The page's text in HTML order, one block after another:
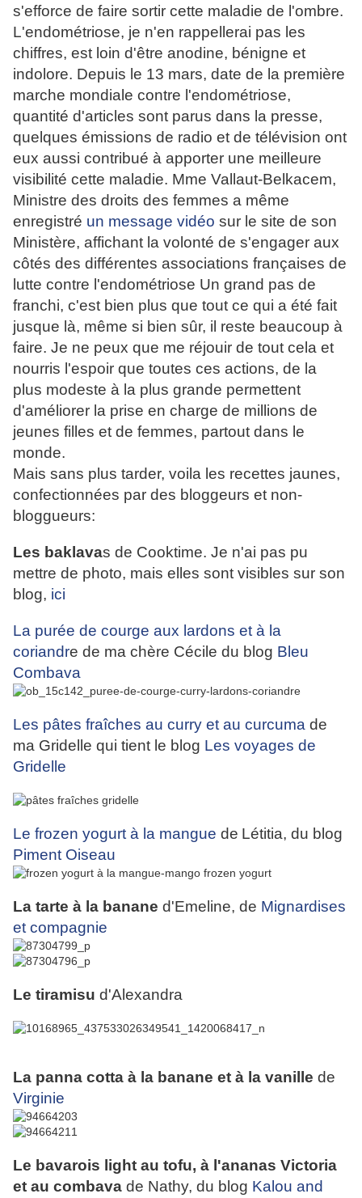
s'efforce de faire sortir cette maladie de l'ombre.
L'endométriose, je n'en rappellerai pas les
chiffres, est loin d'être anodine, bénigne et
indolore. Depuis le 13 mars, date de la première
marche mondiale contre l'endométriose,
quantité d'articles sont parus dans la presse,
quelques émissions de radio et de télévision ont
eux aussi contribué à apporter une meilleure
visibilité cette maladie. Mme Vallaut-Belkacem,
Ministre des droits des femmes a même
enregistré un message vidéo sur le site de son
Ministère, affichant la volonté de s'engager aux
côtés des différentes associations françaises de
lutte contre l'endométriose Un grand pas de
franchi, c'est bien plus que tout ce qui a été fait
jusque là, même si bien sûr, il reste beaucoup à
faire. Je ne peux que me réjouir de tout cela et
nourris l'espoir que toutes ces actions, de la
plus modeste à la plus grande permettent
d'améliorer la prise en charge de millions de
jeunes filles et de femmes, partout dans le
monde.
Mais sans plus tarder, voila les recettes jaunes,
confectionnées par des bloggeurs et non-
bloggueurs:
Les baklavas de Cooktime. Je n'ai pas pu
mettre de photo, mais elles sont visibles sur son
blog, ici
La purée de courge aux lardons et à la
coriandre de ma chère Cécile du blog Bleu
Combava
Les pâtes fraîches au curry et au curcuma de
ma Gridelle qui tient le blog Les voyages de
Gridelle
Le frozen yogurt à la mangue de Létitia, du blog
Piment Oiseau
La tarte à la banane d'Emeline, de Mignardises
et compagnie
Le tiramisu d'Alexandra
La panna cotta à la banane et à la vanille de
Virginie
Le bavarois light au tofu, à l'ananas Victoria
et au combava de Nathy, du blog Kalou and